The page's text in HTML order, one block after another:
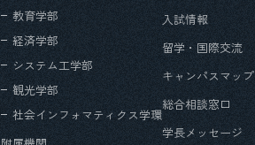
教育学部
経済学部
システム工学部
観光学部
社会インフォマティクス学環
入試情報
留学・国際交流
キャンパスマップ
総合相談窓口
学長メッセージ